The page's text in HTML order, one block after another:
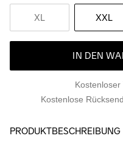
XL XXL
IN DEN
Kostenlose
PRODUKTBESCHREIBUNG